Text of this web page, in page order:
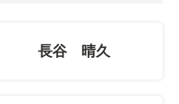
長谷 晴久